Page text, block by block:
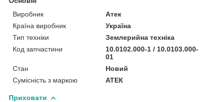
Виробник
Атек
Країна виробник
Україна
Тип техніки
Землерийна техніка
Код запчастини
10.0102.000-1 / 10.0103.000-
01
Стан
Новий
Сумісність з маркою
АТЕК
Приховати